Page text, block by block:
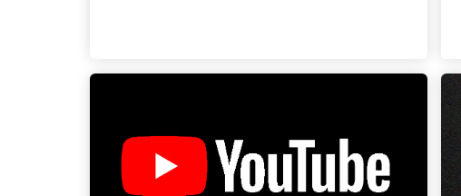
的权威性和信任度。1. 高质量外链的获取外链
外链是提升网站排名的关键。a. 精心挑选外链来源
获取外链的策略应集中于质量而非数量。选择那些行
业相关、权威性强的网站作为外链来源，可以显著提